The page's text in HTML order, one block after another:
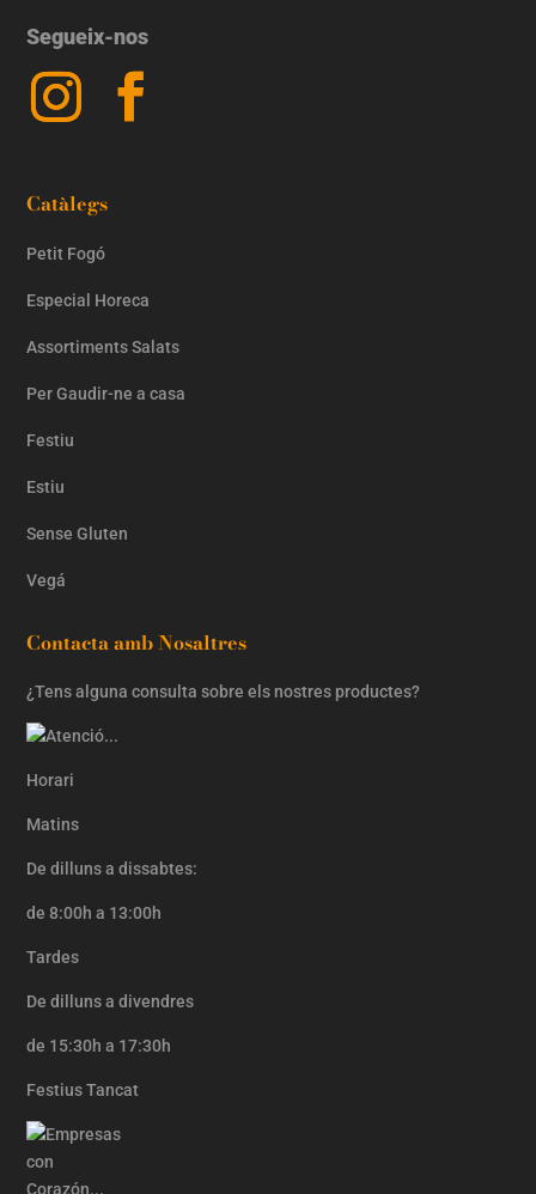
Segueix-nos
Catàlegs
Petit Fogó
Especial Horeca
Assortiments Salats
Per Gaudir-ne a casa
Festiu
Estiu
Sense Gluten
Vegá
Contacta amb Nosaltres
¿Tens alguna consulta sobre els nostres productes?
Horari
Matins
De dilluns a dissabtes:
de 8:00h a 13:00h
Tardes
De dilluns a divendres
de 15:30h a 17:30h
Festius Tancat